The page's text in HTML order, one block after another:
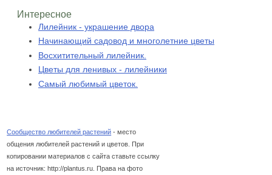
Интересное
Лилейник - украшение двора
Начинающий садовод и многолетние цветы
Восхитительный лилейник.
Цветы для ленивых - лилейники
Самый любимый цветок.
Сообщество любителей растений - место
общения любителей растений и цветов. При
копировании материалов с сайта ставьте ссылку
на источник: http://plantus.ru. Права на фото